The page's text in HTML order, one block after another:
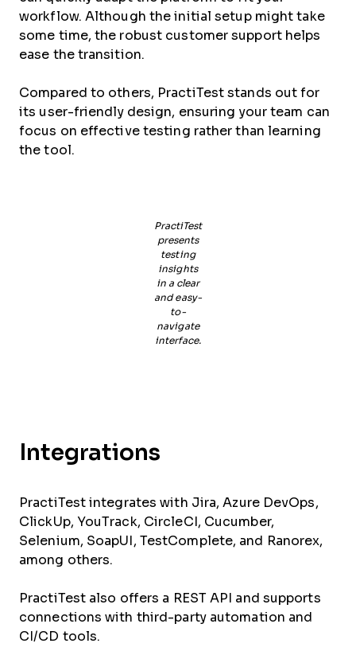
workflow. Although the initial setup might take
some time, the robust customer support helps
ease the transition.
Compared to others, PractiTest stands out for
its user-friendly design, ensuring your team can
focus on effective testing rather than learning
the tool.
PractiTest
presents
testing
insights
in a clear
and easy-
to-
navigate
interface.
Integrations
PractiTest integrates with Jira, Azure DevOps,
ClickUp, YouTrack, CircleCI, Cucumber,
Selenium, SoapUI, TestComplete, and Ranorex,
among others.
PractiTest also offers a REST API and supports
connections with third-party automation and
CI/CD tools.